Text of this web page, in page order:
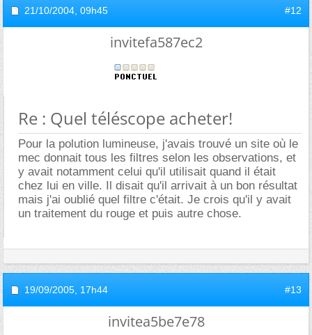
21/10/2004, 09h45 #12
invitefa587ec2
Re : Quel téléscope acheter!
Pour la polution lumineuse, j'avais trouvé un site où le
mec donnait tous les filtres selon les observations, et
y avait notamment celui qu'il utilisait quand il était
chez lui en ville. Il disait qu'il arrivait à un bon résultat
mais j'ai oublié quel filtre c'était. Je crois qu'il y avait
un traitement du rouge et puis autre chose.
19/09/2005, 17h44 #13
invitea5be7e78